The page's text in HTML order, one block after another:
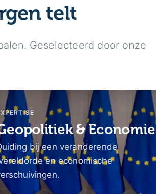
telt
Geselecteerd door onze
& Economie
bij een veranderende
en economische